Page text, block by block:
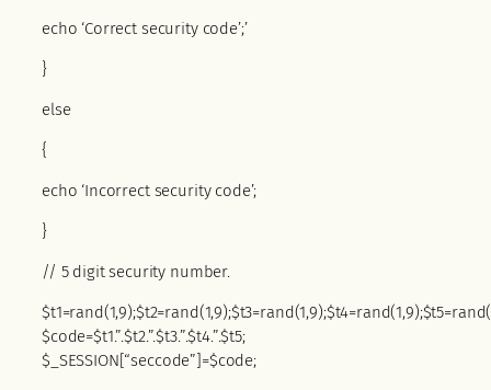
echo ‘Correct security code’;’
}
else
{
echo ‘Incorrect security code’;
}
// 5 digit security number.
$code=$t1.”.$t2.”.$t3.”.$t4.”.$t5;
$_SESSION[“seccode”]=$code;